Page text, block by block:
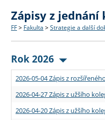
Struktura a historie
Strategie a další
Podpora a benefity pro
Absolventi fakulty
Co studovat a jak se
Učitelské studijní
Informace k průběhu
Bakalářské a magisterské
Doktorské studium
Rigorózní řízení
O vědě a výzkumu na FF
Akademické kvalifikace
Granty a projekty
Aktuální nabídky a
Vyjíždějící studenti
Přijíždějící studenti
Vyjíždějící zaměstnanci
Zápisy z jednání
FF > Fakulta > Strategie a další
Rok 2026
2026-05-04 Zápis z
2026-04-27 Zápis z užšího
2026-04-20 Zápis z užšího